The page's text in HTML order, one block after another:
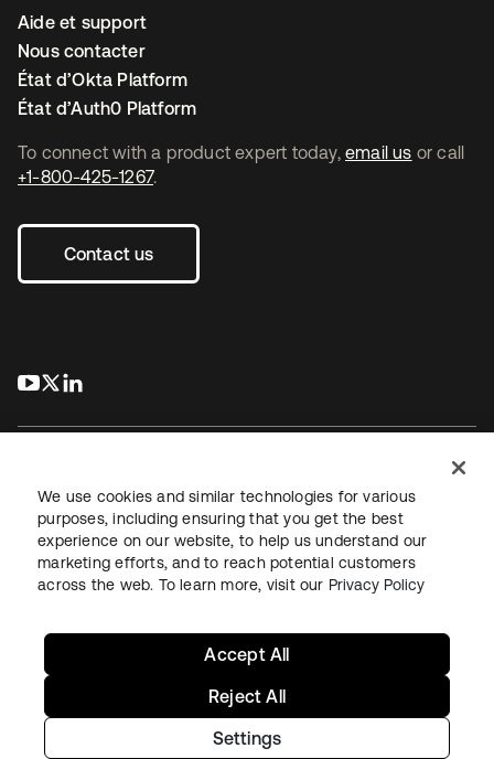
To connect with a product expert today, email us or call
+1-800-425-1267.
Contact us
s’ouvre dans un nouvel onglet
s’ouvre dans un nouvel onglet
Aide et support
Nous contacter
État d’Okta Platform
État d’Auth0 Platform
JuridiquePolitique de confidentialité
Conditions d’utilisation du siteSécuritéPlan du site
Paramètres des cookies
Copyright © 2026 Okta. Tous droits réservés.
We use cookies and similar technologies for various
purposes, including ensuring that you get the best
experience on our website, to help us understand our
marketing efforts, and to reach potential customers
across the web. To learn more, visit our Privacy Policy
Settings
Reject All
Accept All